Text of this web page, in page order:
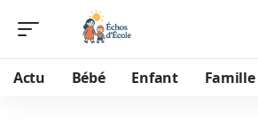
Actu Bébé Enfant Famille